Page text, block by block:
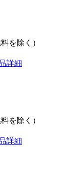
を除く）
詳細
を除く）
詳細